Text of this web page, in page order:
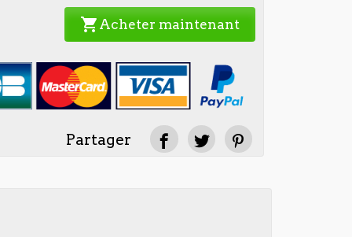
shopping_cart Acheter maintenant
Partager